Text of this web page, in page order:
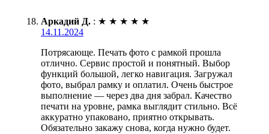
Аркадий Д. : ★ ★ ★ ★ ★
14.11.2024
Потрясающе. Печать фото с рамкой прошла
отлично. Сервис простой и понятный. Выбор
функций большой, легко навигация. Загружал
фото, выбрал рамку и оплатил. Очень быстрое
выполнение — через два дня забрал. Качество
печати на уровне, рамка выглядит стильно. Всё
аккуратно упаковано, приятно открывать.
Обязательно закажу снова, когда нужно будет.